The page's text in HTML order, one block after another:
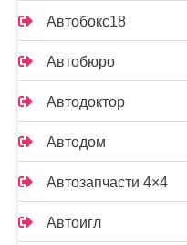
Автобокс18
Автобюро
Автодоктор
Автодом
Автозапчасти 4×4
Автоигл